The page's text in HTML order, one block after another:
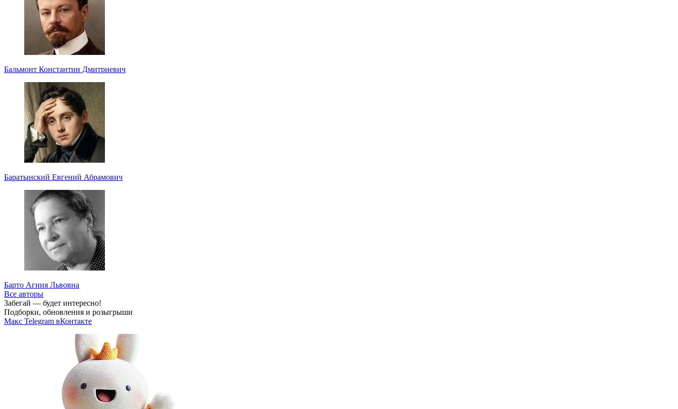
Бальмонт Константин Дмитриевич
Баратынский Евгений Абрамович
Барто Агния Львовна
Все авторы
Забегай — будет интересно!
Подборки, обновления и розыгрыши
Макс Telegram вКонтакте